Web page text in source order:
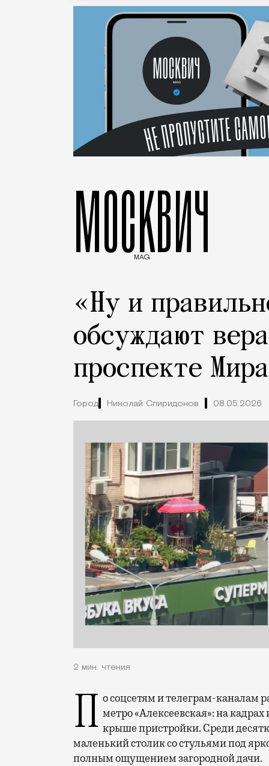
МОСКВИЧ
MAG
«Ну и
обсуждают
проспекте
Город Николай Спиридонов 08.05.2026
2 мин. чтения
По соцсетям и телеграм-каналам расходится видео, снятое из одного из домов у метро «Алексеевская»: на
крыше пристройки. Среди
маленький столик со стульями под
полным ощущением загородной дачи.